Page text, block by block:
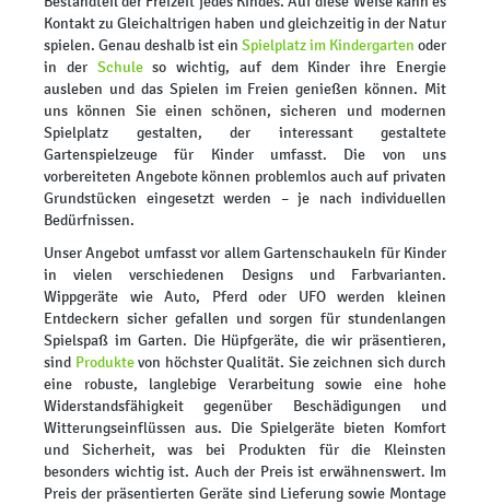
Kontakt zu Gleichaltrigen haben und gleichzeitig in der Natur
spielen. Genau deshalb ist ein Spielplatz im Kindergarten oder
in der Schuleso wichtig, auf dem Kinder ihre Energie
ausleben und das Spielen im Freien genießen können. Mit
uns können Sie einen schönen, sicheren und modernen
Spielplatz gestalten, der interessant gestaltete
Gartenspielzeuge für Kinder umfasst. Die von uns
vorbereiteten Angebote können problemlos auch auf privaten
Grundstücken eingesetzt werden – je nach individuellen
Bedürfnissen.
Unser Angebot umfasst vor allem Gartenschaukeln für Kinder
in vielen verschiedenen Designs und Farbvarianten.
Wippgeräte wie Auto, Pferd oder UFO werden kleinen
Entdeckern sicher gefallen und sorgen für stundenlangen
Spielspaß im Garten. Die Hüpfgeräte, die wir präsentieren,
sind Produktevon höchster Qualität. Sie zeichnen sich durch
eine robuste, langlebige Verarbeitung sowie eine hohe
Widerstandsfähigkeit gegenüber Beschädigungen und
Witterungseinflüssen aus. Die Spielgeräte bieten Komfort
und Sicherheit, was bei Produkten für die Kleinsten
besonders wichtig ist. Auch der Preis ist erwähnenswert. Im
Preis der präsentierten Geräte sind Lieferung sowie Montage